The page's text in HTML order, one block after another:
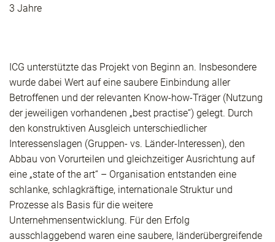
3 Jahre
ICG unterstützte das Projekt von Beginn an. Insbesondere
wurde dabei Wert auf eine saubere Einbindung aller
Betroffenen und der relevanten Know-how-Träger (Nutzung
der jeweiligen vorhandenen „best practise“) gelegt. Durch
den konstruktiven Ausgleich unterschiedlicher
Interessenslagen (Gruppen- vs. Länder-Interessen), den
Abbau von Vorurteilen und gleichzeitiger Ausrichtung auf
eine „state of the art“ – Organisation entstanden eine
schlanke, schlagkräftige, internationale Struktur und
Prozesse als Basis für die weitere
Unternehmensentwicklung. Für den Erfolg
ausschlaggebend waren eine saubere, länderübergreifende